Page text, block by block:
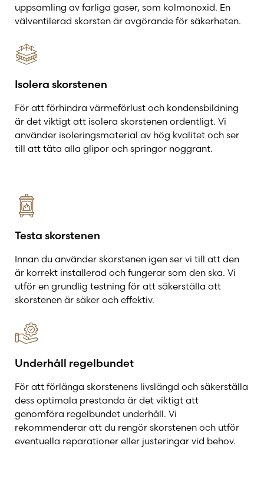
uppsamling av farliga gaser, som kolmonoxid. En
välventilerad skorsten är avgörande för säkerheten.
Isolera skorstenen
För att förhindra värmeförlust och kondensbildning
är det viktigt att isolera skorstenen ordentligt. Vi
använder isoleringsmaterial av hög kvalitet och ser
till att täta alla glipor och springor noggrant.
Testa skorstenen
Innan du använder skorstenen igen ser vi till att den
är korrekt installerad och fungerar som den ska. Vi
utför en grundlig testning för att säkerställa att
skorstenen är säker och effektiv.
Underhåll regelbundet
För att förlänga skorstenens livslängd och säkerställa
dess optimala prestanda är det viktigt att
genomföra regelbundet underhåll. Vi
rekommenderar att du rengör skorstenen och utför
eventuella reparationer eller justeringar vid behov.